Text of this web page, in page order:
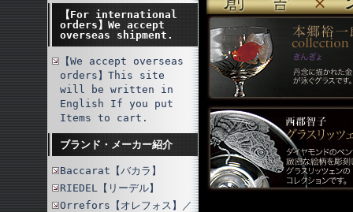
【For international
orders】We accept
overseas shipment.
【We accept overseas
orders】This site
will be written in
English If you put
Items to cart.
ブランド・メーカー紹介
Baccarat【バカラ】
RIEDEL【リーデル】
Orrefors【オレフォス】／